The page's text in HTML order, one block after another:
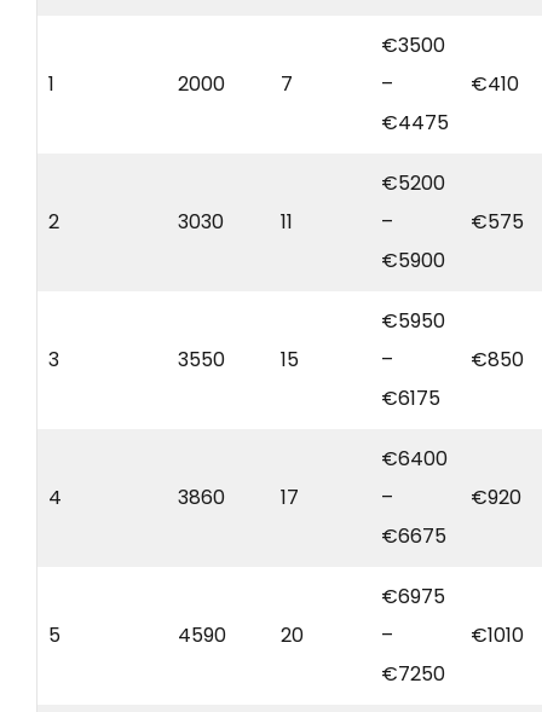
1 2000 7
€3500
–
€4475
€410
2 3030 11
€5200
–
€5900
€575
3 3550 15
€5950
–
€6175
€850
4 3860 17
€6400
–
€6675
€920
5 4590 20
€6975
–
€7250
€1010